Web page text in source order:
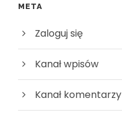
META
Zaloguj się
Kanał wpisów
Kanał komentarzy